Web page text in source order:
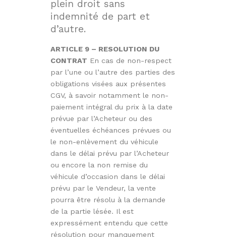
plein droit sans
indemnité de part et
d’autre.
ARTICLE 9 – RESOLUTION DU
CONTRAT En cas de non-respect
par l’une ou l’autre des parties des
obligations visées aux présentes
CGV, à savoir notamment le non-
paiement intégral du prix à la date
prévue par l’Acheteur ou des
éventuelles échéances prévues ou
le non-enlèvement du véhicule
dans le délai prévu par l’Acheteur
ou encore la non remise du
véhicule d’occasion dans le délai
prévu par le Vendeur, la vente
pourra être résolu à la demande
de la partie lésée. Il est
expressément entendu que cette
résolution pour manquement